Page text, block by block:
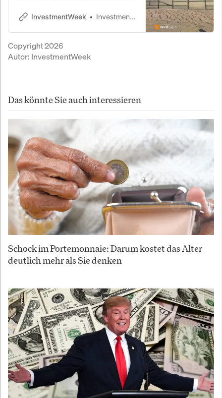
Aufregung. Der australische
in den USA, das den
unbarmherzigen High-Tech-Krieg
InvestmentWeek InvestmentWeek
Copyright 2026
Autor: InvestmentWeek
Das könnte Sie auch interessieren
Schock im Portemonnaie: Darum kostet das Alter
deutlich mehr als Sie denken